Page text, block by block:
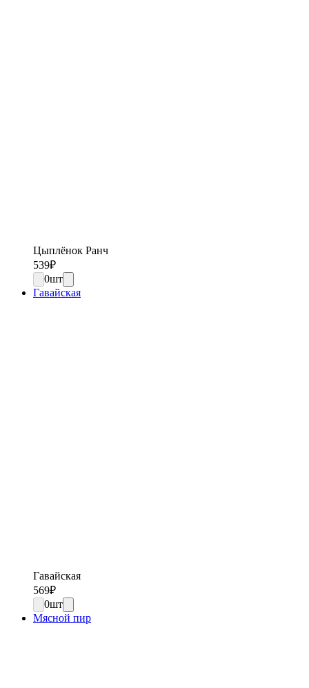
Цыплёнок Ранч
539₽
0шт
Гавайская
Гавайская
569₽
0шт
Мясной пир